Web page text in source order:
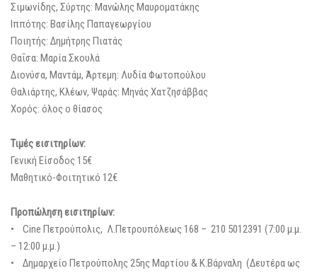
Σιμωνίδης, Σύρτης: Μανώλης Μαυροματάκης
Ιππότης: Βασίλης Παπαγεωργίου
Ποιητής: Δημήτρης Πιατάς
Θαΐσα: Μαρία Σκουλά
Διονύσα, Μαντάμ, Άρτεμη: Λυδία Φωτοπούλου
Θαλιάρτης, Κλέων, Ψαράς: Μηνάς Χατζησάββας
Χορός: όλος ο θίασος
Τιμές εισιτηρίων:
Γενική Είσοδος 15€
Μαθητικό-Φοιτητικό 12€
Προπώληση εισιτηρίων:
• Cine Πετρούπολις, Λ.Πετρουπόλεως 168 – 210 5012391 (7:00 μ.μ.
– 12:00 μ.μ.)
• Δημαρχείο Πετρούπολης 25ης Μαρτίου & Κ.Βάρναλη (Δευτέρα ως